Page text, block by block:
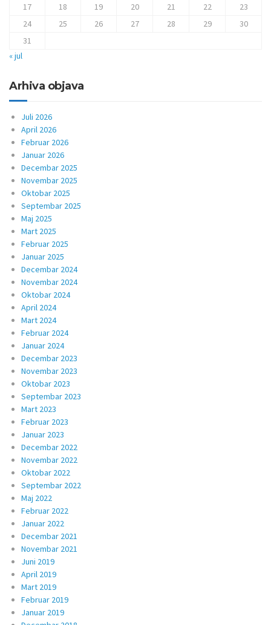
17 18 19 20 21 22
23
24
25 26 27 28 29
30
31
« jul
Arhiva objava
Juli 2026
April 2026
Februar 2026
Januar 2026
Decembar 2025
Novembar 2025
Oktobar 2025
Septembar 2025
Maj 2025
Mart 2025
Februar 2025
Januar 2025
Decembar 2024
Novembar 2024
Oktobar 2024
April 2024
Mart 2024
Februar 2024
Januar 2024
Decembar 2023
Novembar 2023
Oktobar 2023
Septembar 2023
Mart 2023
Februar 2023
Januar 2023
Decembar 2022
Novembar 2022
Oktobar 2022
Septembar 2022
Maj 2022
Februar 2022
Januar 2022
Decembar 2021
Novembar 2021
Juni 2019
April 2019
Mart 2019
Februar 2019
Januar 2019